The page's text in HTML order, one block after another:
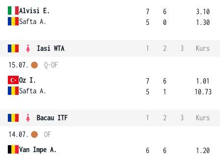
Alvisi E.
Safta A.
7
5
6
0
3.10
1.30
Iasi WTA 1 2 3
Kurs
15.07.
Oz I.
Safta A.
Q-OF
7
5
6
1
1.01
10.73
Bacau ITF 1 2 3
Kurs
14.07.
Van Impe A.
OF
6
6
1.20